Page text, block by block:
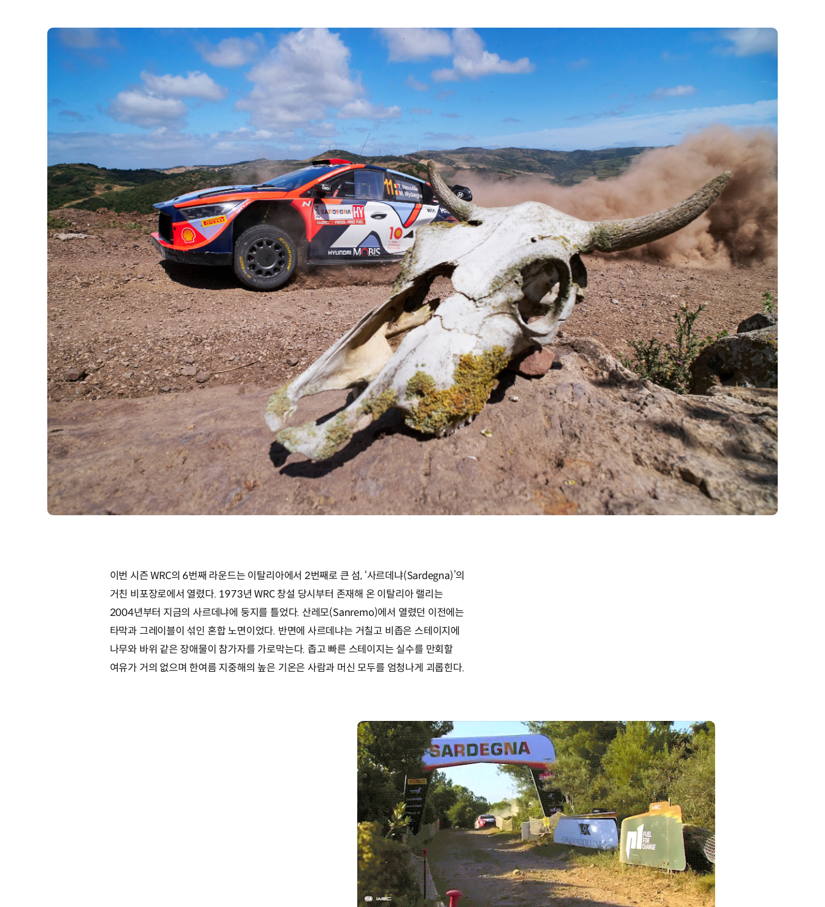
이번 시즌 WRC의 6번째 라운드는 이탈리아에서 2번째로 큰 섬, ‘사르데냐(Sardegna)’의
거친 비포장로에서 열렸다. 1973년 WRC 창설 당시부터 존재해 온 이탈리아 랠리는
2004년부터 지금의 사르데냐에 둥지를 틀었다. 산레모(Sanremo)에서 열렸던 이전에는
타막과 그레이블이 섞인 혼합 노면이었다. 반면에 사르데냐는 거칠고 비좁은 스테이지에
나무와 바위 같은 장애물이 참가자를 가로막는다. 좁고 빠른 스테이지는 실수를 만회할
여유가 거의 없으며 한여름 지중해의 높은 기온은 사람과 머신 모두를 엄청나게 괴롭힌다.